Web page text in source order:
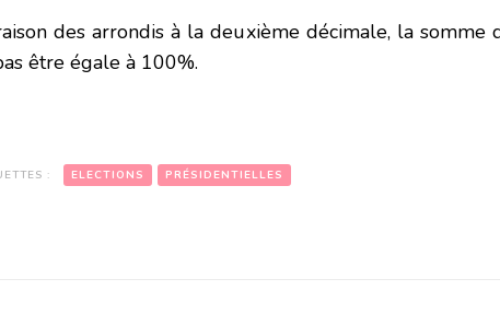
des arrondis à la deuxième décimale, la somme
être égale à 100%.
: ELECTIONS PRÉSIDENTIELLES